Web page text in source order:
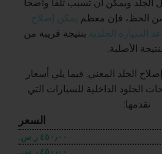
الجلد ويمكن أن تسبب تلفاً واضحاً
الحظ، فإن معظم يمكن إصلاح
السيارة الجلدية بنتيجة قريبة من
النتيجة الأصلية.
الجلد المعني. فيما يلي أسعار
الجلود الداخلية للسيارات التي
نقدمها:
السعر
٤٥٠٫٠٠ ر.س.‏
٤٥٠٫٠٠ ر.س.‏